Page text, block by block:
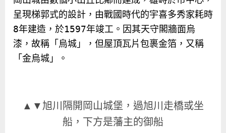
呈現梯郭式的設計，由戰國時代的宇喜多秀家耗時
8年建造，於1597年竣工。因其天守閣牆面烏
漆，故稱「烏城」，但屋頂瓦片包裹金箔，又稱
「金烏城」。
▲▼旭川隔開岡山城堡，過旭川走橋或坐
船，下方是藩主的御船